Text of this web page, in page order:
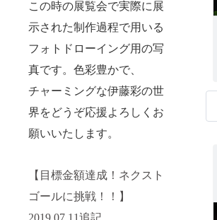
この時の展覧会で実際に展
示された制作過程で用いる
フォトドローイング用の写
真です。色彩豊かで、
チャーミングな伊藤彩の世
界をどうぞ応援よろしくお
願いいたします。
【目標金額達成！ネクスト
ゴールに挑戦！！】
2019.07.11追記